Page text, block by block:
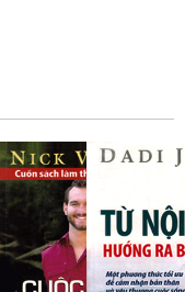
đầu và cố gắng hoàn
33. Trở nên xuất
có thể
154
34. So sánh bản
tiêu chuẩn riêng
159